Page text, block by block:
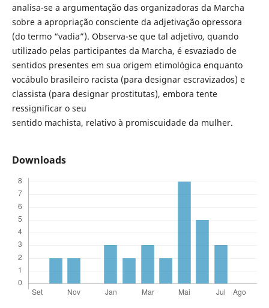
analisa-se a argumentação das organizadoras da Marcha
sobre a apropriação consciente da adjetivação opressora
(do termo “vadia”). Observa-se que tal adjetivo, quando
utilizado pelas participantes da Marcha, é esvaziado de
sentidos presentes em sua origem etimológica enquanto
vocábulo brasileiro racista (para designar escravizados) e
classista (para designar prostitutas), embora tente
ressignificar o seu
sentido machista, relativo à promiscuidade da mulher.
Downloads